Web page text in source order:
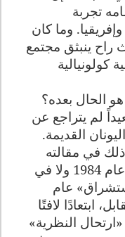
تجربة
وما كان
راح ينبثق مجتمع
كولونيالية
الحال بعده؟
لم يتراجع عن
القديمة.
في مقالته
«إعادة النظر في الاستشراق» عام 1984 ولا في
عام
ابتعادًا لافتًا
النظرية»